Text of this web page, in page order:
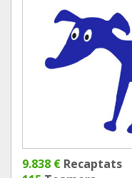
9.838 € Recaptats